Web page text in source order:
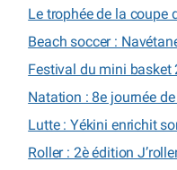
Le trophée de la coupe
Beach soccer :
Festival du mini basket
Natation : 8e journée
Lutte : Yékini enrichit
Roller : 2è édition